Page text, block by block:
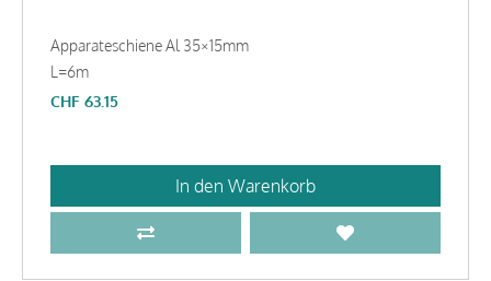
Apparateschiene Al 35×15mm
L=6m
CHF 63.15
In den Warenkorb